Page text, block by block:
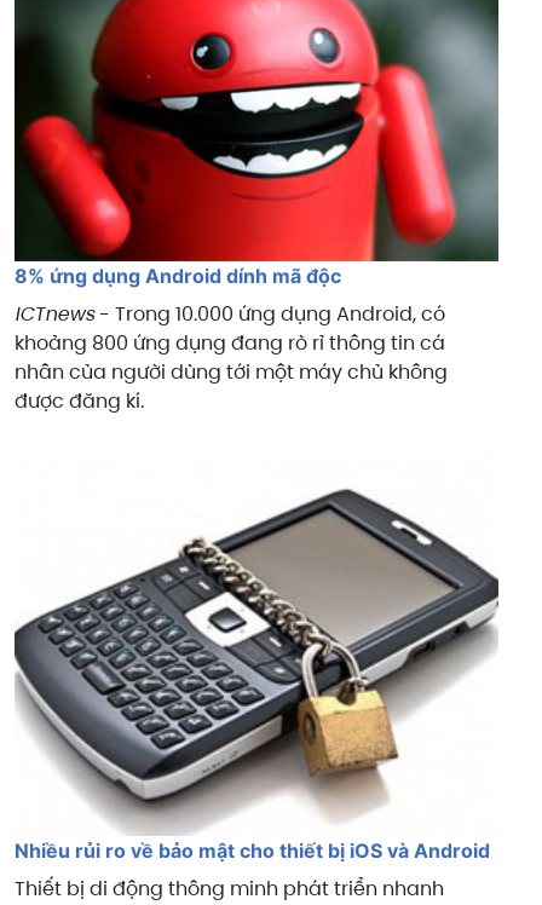
8% ứng dụng Android dính mã độc
ICTnews- Trong 10.000 ứng dụng Android, có
khoảng 800 ứng dụng đang rò rỉ thông tin cá
nhân của người dùng tới một máy chủ không
được đăng kí.
Nhiều rủi ro về bảo mật cho thiết bị iOS và Android
Thiết bị di động thông minh phát triển nhanh